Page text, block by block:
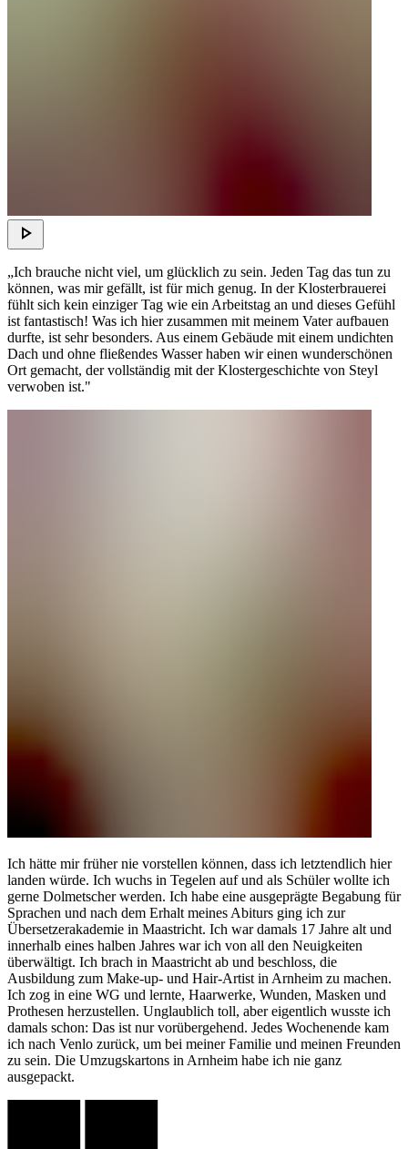
„Ich brauche nicht viel, um glücklich zu sein. Jeden Tag das tun zu
können, was mir gefällt, ist für mich genug. In der Klosterbrauerei
fühlt sich kein einziger Tag wie ein Arbeitstag an und dieses Gefühl
ist fantastisch! Was ich hier zusammen mit meinem Vater aufbauen
durfte, ist sehr besonders. Aus einem Gebäude mit einem undichten
Dach und ohne fließendes Wasser haben wir einen wunderschönen
Ort gemacht, der vollständig mit der Klostergeschichte von Steyl
verwoben ist."
Ich hätte mir früher nie vorstellen können, dass ich letztendlich hier
landen würde. Ich wuchs in Tegelen auf und als Schüler wollte ich
gerne Dolmetscher werden. Ich habe eine ausgeprägte Begabung für
Sprachen und nach dem Erhalt meines Abiturs ging ich zur
Übersetzerakademie in Maastricht. Ich war damals 17 Jahre alt und
innerhalb eines halben Jahres war ich von all den Neuigkeiten
überwältigt. Ich brach in Maastricht ab und beschloss, die
Ausbildung zum Make-up- und Hair-Artist in Arnheim zu machen.
Ich zog in eine WG und lernte, Haarwerke, Wunden, Masken und
Prothesen herzustellen. Unglaublich toll, aber eigentlich wusste ich
damals schon: Das ist nur vorübergehend. Jedes Wochenende kam
ich nach Venlo zurück, um bei meiner Familie und meinen Freunden
zu sein. Die Umzugskartons in Arnheim habe ich nie ganz
ausgepackt.